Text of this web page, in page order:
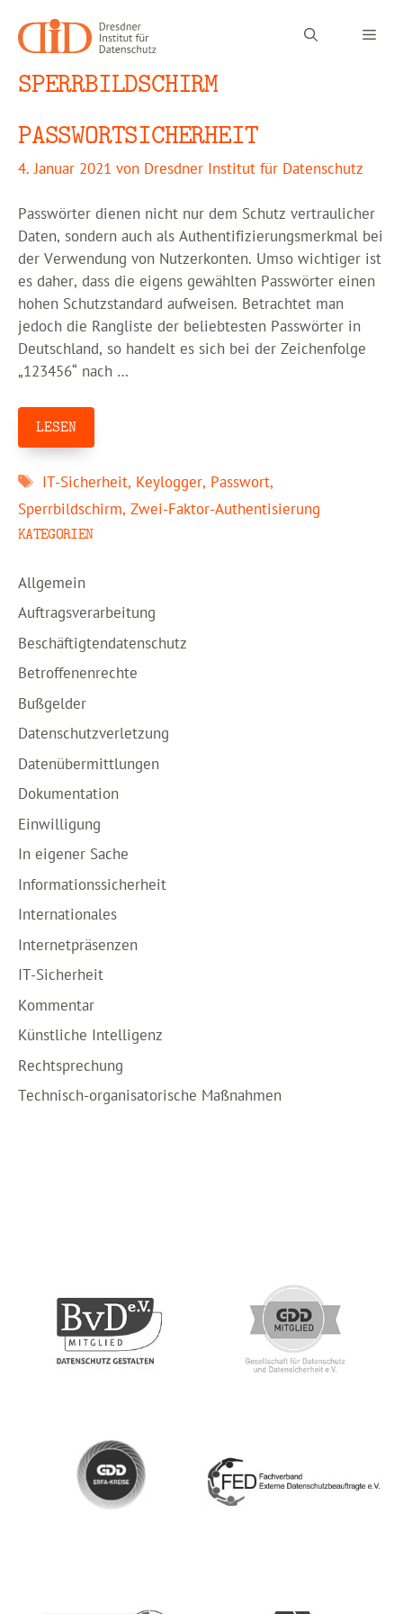
Inhalt
springen
SPERRBILDSCHIRM
PASSWORTSICHERHEIT
4. Januar 2021 von Dresdner Institut für Datenschutz
Passwörter dienen nicht nur dem Schutz vertraulicher
Daten, sondern auch als Authentifizierungsmerkmal bei
der Verwendung von Nutzerkonten. Umso wichtiger ist
es daher, dass die eigens gewählten Passwörter einen
hohen Schutzstandard aufweisen. Betrachtet man
jedoch die Rangliste der beliebtesten Passwörter in
Deutschland, so handelt es sich bei der Zeichenfolge
„123456“ nach …
LESEN
Schlagwörter
IT-Sicherheit, Keylogger, Passwort,
Sperrbildschirm, Zwei-Faktor-Authentisierung
KATEGORIEN
Allgemein
Auftragsverarbeitung
Beschäftigtendatenschutz
Betroffenenrechte
Bußgelder
Datenschutzverletzung
Datenübermittlungen
Dokumentation
Einwilligung
In eigener Sache
Informationssicherheit
Internationales
Internetpräsenzen
IT-Sicherheit
Kommentar
Künstliche Intelligenz
Rechtsprechung
Technisch-organisatorische Maßnahmen